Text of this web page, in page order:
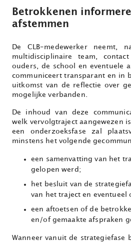
Betrokkenen
afstemmen
De CLB-medewerker
multidisciplinaire team,
ouders, de school en eventuele
communiceert transparant en in
uitkomst van de reflectie over
mogelijke verbanden.
De inhoud van deze
welk vervolgtraject aangewezen
een onderzoeksfase zal
minstens het volgende
een samenvatting van het
gelopen werd;
het besluit van de
van het traject en eventueel
een aftoetsen of de
en/of gemaakte afspraken
Wanneer vanuit de strategiefase